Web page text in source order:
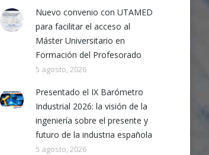
Nuevo convenio con UTAMED
para facilitar el acceso al
Máster Universitario en
Formación del Profesorado
5 agosto, 2026
Presentado el IX Barómetro
Industrial 2026: la visión de la
ingeniería sobre el presente y
futuro de la industria española
5 agosto, 2026